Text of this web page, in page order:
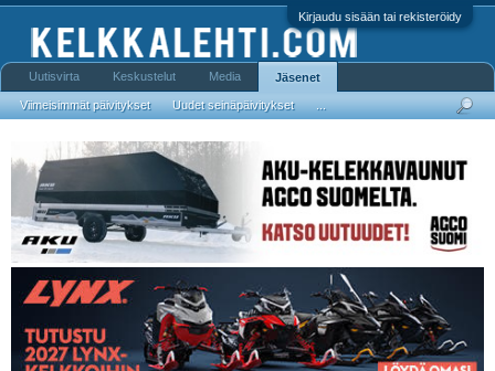
Kirjaudu sisään tai rekisteröidy
Uutisvirta Keskustelut Media Jäsenet
Viimeisimmät päivitykset Uudet seinäpäivitykset